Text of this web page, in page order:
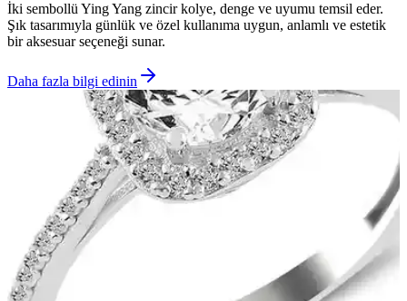
İki sembollü Ying Yang zincir kolye, denge ve uyumu temsil eder.
Şık tasarımıyla günlük ve özel kullanıma uygun, anlamlı ve estetik
bir aksesuar seçeneği sunar.
Daha fazla bilgi edinin